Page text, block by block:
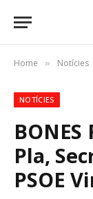
Home » Notícies
NOTÍCIES
BONES
Pla,
PSOE